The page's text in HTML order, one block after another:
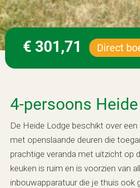
€ 301,71 Direct
4-persoons
De Heide Lodge beschikt over
met openslaande deuren die
prachtige veranda met uitzicht op
keuken is ruim en is voorzien van
inbouwapparatuur die je thuis ook